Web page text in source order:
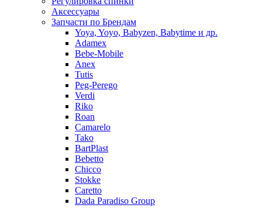
Аксессуары
Запчасти по Брендам
Yoya, Yoyo, Babyzen, Babytime и др.
Adamex
Bebe-Mobile
Anex
Tutis
Peg-Perego
Verdi
Riko
Roan
Camarelo
Tako
BartPlast
Bebetto
Chicco
Stokke
Caretto
Dada Paradiso Group